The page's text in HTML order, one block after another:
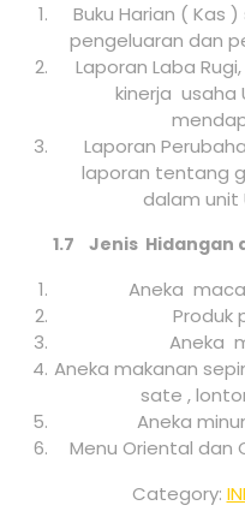
Buku Harian ( Kas
pengeluaran dan
Laporan Laba
kinerja usaha
Laporan
laporan tentang
dalam unit
1.7 Jenis Hidangan
Aneka
Produk
Aneka
Aneka makanan
sate ,
Aneka
Menu Oriental dan
Category: